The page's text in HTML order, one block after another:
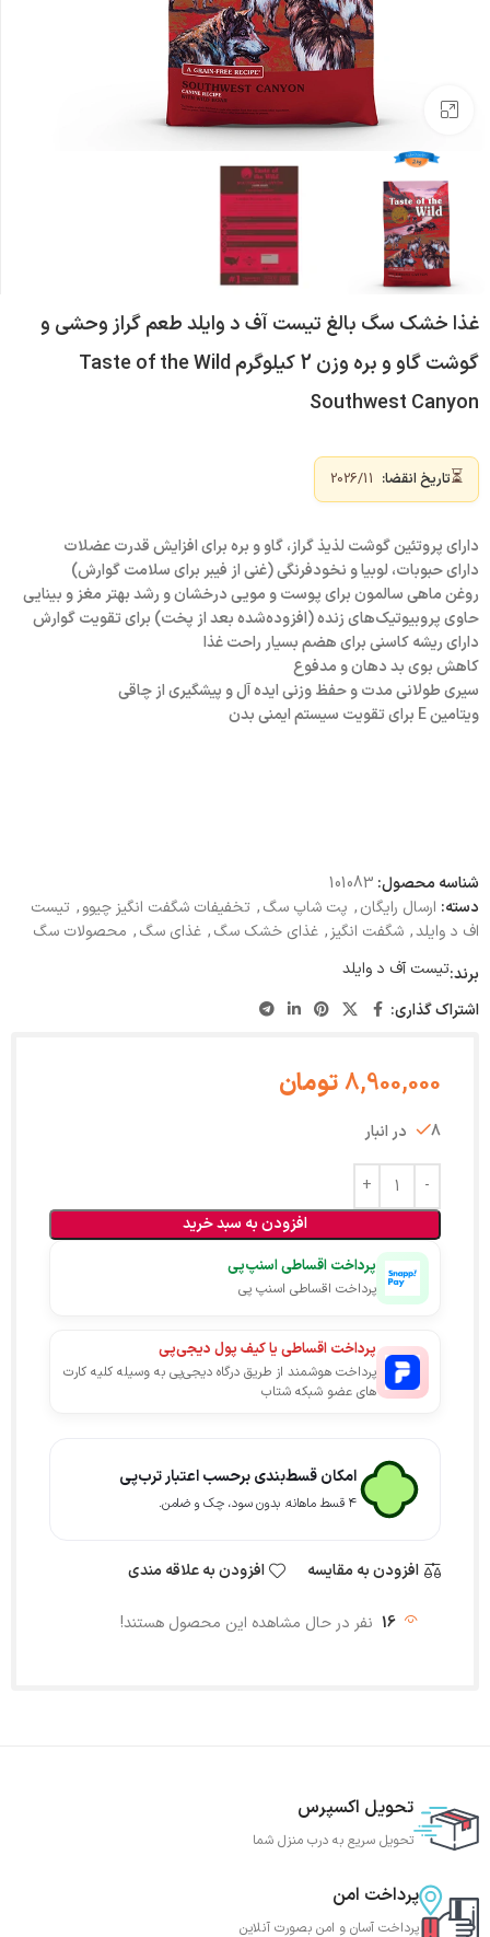
بزرگنمایی تصویر
غذا خشک سگ بالغ تیست آف د وایلد طعم گراز وحشی و
گوشت گاو و بره وزن 2 کیلوگرم Taste of the Wild
Southwest Canyon
⏳تاریخ انقضا:
دارای پروتئین گوشت لذیذ گراز، گاو و بره برای افزایش قدرت عضلات
دارای حبوبات، لوبیا و نخودفرنگی (غنی از فیبر برای سلامت گوارش)
روغن ماهی سالمون برای پوست و مویی درخشان و رشد بهتر مغز و بینایی
حاوی پروبیوتیک‌های زنده (افزوده‌شده بعد از پخت) برای تقویت گوارش
دارای ریشه کاسنی برای هضم بسیار راحت غذا
کاهش بوی بد دهان و مدفوع
سیری طولانی مدت و حفظ وزنی ایده آل و پیشگیری از چاقی
ویتامین E برای تقویت سیستم ایمنی بدن
شناسه محصول: 101083
دسته: ارسال رایگان, پت شاپ سگ, تخفیفات شگفت انگیز چیوو, تیست
اف د وایلد, شگفت انگیز, غذای خشک سگ, غذای سگ, محصولات سگ
برند:تیست آف د وایلد
اشتراک گذاری:
8,900,000تومان
8 در انبار
افزودن به سبد خرید
پرداخت اقساطی اسنپ‌پی
پرداخت اقساطی اسنپ پی
پرداخت اقساطی یا کیف پول دیجی‌پی
پرداخت هوشمند از طریق درگاه دیجی‌پی به وسیله کلیه کارت
های عضو شبکه شتاب
امکان قسط‌بندی برحسب اعتبار ترب‌پی
۴ قسط ماهانه. بدون سود، چک و ضامن.
افزودن به مقایسه افزودن به علاقه مندی
16 نفر در حال مشاهده این محصول هستند!
تحویل اکسپرس
تحویل سریع به درب منزل شما
پرداخت امن
پرداخت آسان و امن بصورت آنلاین